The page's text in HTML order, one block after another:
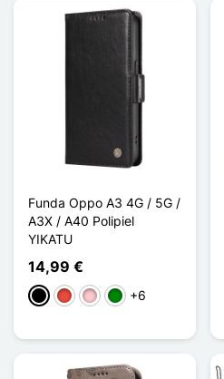
Funda Oppo A3 4G / 5G /
A3X / A40 Polipiel
YIKATU
14,99 €
NegroRojoRosaVerde
+6